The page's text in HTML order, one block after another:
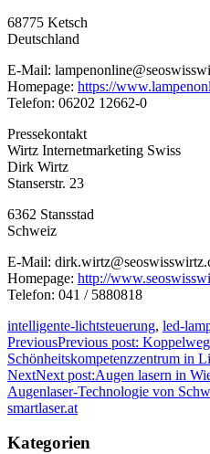
68775 Ketsch
Deutschland
E-Mail:
Homepage: https://
Telefon: 06202 12662-0
Pressekontakt
Wirtz Internetmarketing Swiss
Dirk Wirtz
Stanserstr. 23
6362 Stansstad
Schweiz
E-Mail:
Homepage: http://
Telefon: 041 / 5880818
intelligente-lichtsteuerung, led-
PreviousPrevious post:
Schönheitskompetenzzentrum in
NextNext post:Augen lasern in
Augenlaser-Technologie von
smartlaser.at
Kategorien